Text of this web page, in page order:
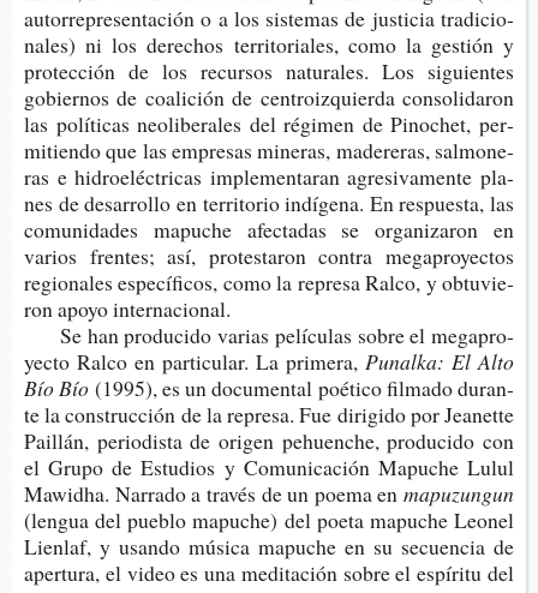
auto­rre­pre­sen­ta­ción o a los sis­te­mas de jus­ti­cia tra­di­cio­
na­les) ni los dere­chos terri­to­ria­les, como la ges­tión y
pro­tec­ción de los recur­sos natu­ra­les. Los siguien­tes
gobier­nos de coa­li­ción de cen­troiz­quier­da con­so­li­da­ron
las polí­ti­cas neo­li­be­ra­les del régi­men de Pino­chet, per­
mi­tien­do que las empre­sas mine­ras, made­re­ras, sal­mo­ne­
ras e hidro­eléc­tri­cas imple­men­ta­ran agre­si­va­men­te pla­
nes de desa­rro­llo en terri­to­rio indí­ge­na. En res­pues­ta, las
comu­ni­da­des mapu­che afec­ta­das se orga­ni­za­ron en
varios fren­tes; así, pro­tes­ta­ron con­tra mega­pro­yec­tos
regio­na­les espe­cí­fi­cos, como la repre­sa Ralco, y obtu­vie­
ron apoyo internacional.
Se han pro­du­ci­do varias pelí­cu­las sobre el mega­pro­
yec­to Ralco en par­ti­cu­lar. La primera, Punal­ka: El Alto
Bío Bío (1995), es un docu­men­tal poé­ti­co fil­ma­do duran­
te la cons­truc­ción de la repre­sa. Fue diri­gi­do por Jea­net­te
Pai­llán, perio­dis­ta de ori­gen pehuen­che, pro­du­ci­do con
el Grupo de Estu­dios y Comu­ni­ca­ción Mapu­che Lulul
Mawid­ha. Narra­do a tra­vés de un poema en mapuzungun
(len­gua del pue­blo mapu­che) del poeta mapu­che Leo­nel
Lien­laf, y usan­do músi­ca mapu­che en su secuen­cia de
aper­tu­ra, el video es una medi­ta­ción sobre el espí­ri­tu del